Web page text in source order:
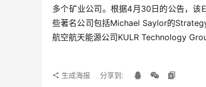
多个矿业公司。根据4月30日的公告，该
些著名公司包括Michael Saylor的
航空航天能源公司KULR Technology
生成海报 分享到: